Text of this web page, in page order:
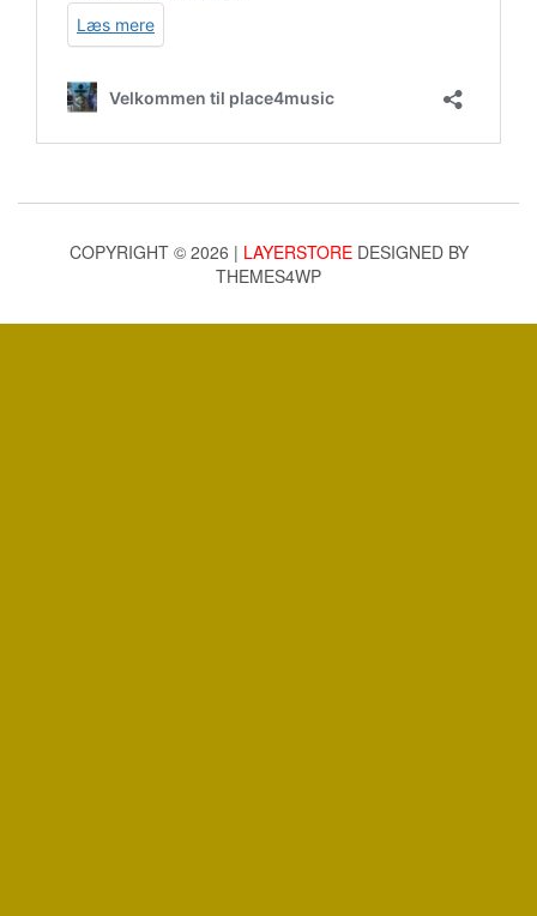
COPYRIGHT © 2026 | LAYERSTOREDESIGNED BY
THEMES4WP